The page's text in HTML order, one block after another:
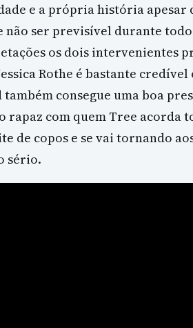
e a própria história apesar
não ser previsível durante
os dois intervenientes
Rothe é bastante
consegue uma boa
rapaz com quem Tree acorda
de copos e se vai tornando
sério.